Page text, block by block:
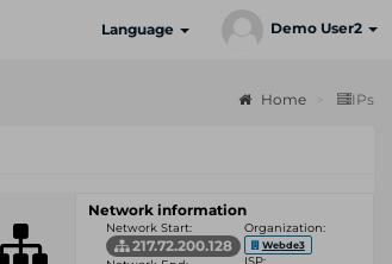
Language Demo User2
Home IPs
Network information
Network Start:
217.72.200.128
Organization:
Webde3
ISP: